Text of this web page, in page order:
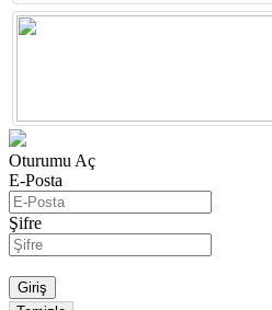
Oturumu Aç
E-Posta
Şifre